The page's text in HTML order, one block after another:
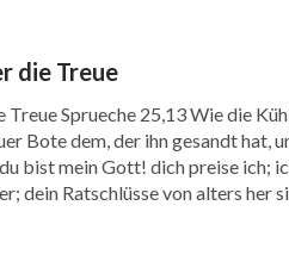
die Treue
Sprueche 25,13 Wie die
Bote dem, der ihn gesandt hat,
bist mein Gott! dich preise ich;
dein Ratschlüsse von alters her